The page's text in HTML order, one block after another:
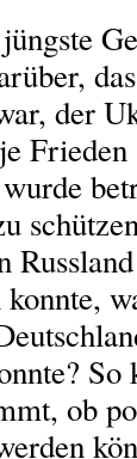
der
konnte,
ob